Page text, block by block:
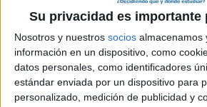
Su privacidad es importante
Nosotros y nuestros socios almacenamos
información en un dispositivo, como
datos personales, como identificadores
estándar enviada por un dispositivo para
personalizado, medición de publicidad y
tanto me interesan estudios como:
educación social, publicidad y relaciones
En un principio había pensado en estudiar
después del trabajo de recerca que estoy
ela publicidad en los tratornos alimentarios
anorexia y bulimia) me estoy tirando para
que no serviria para manipular así a la